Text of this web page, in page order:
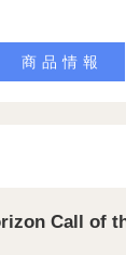
商品情報
Call of